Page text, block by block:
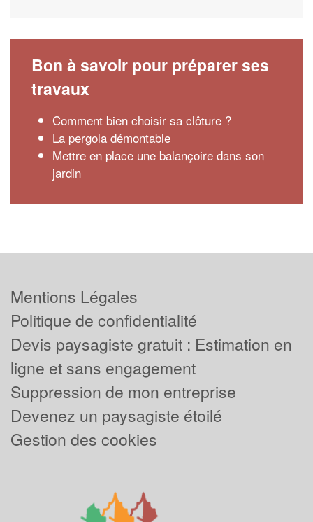
Bon à savoir pour préparer ses
travaux
Comment bien choisir sa clôture ?
La pergola démontable
Mettre en place une balançoire dans son
jardin
Mentions Légales
Politique de confidentialité
Devis paysagiste gratuit : Estimation en
ligne et sans engagement
Suppression de mon entreprise
Devenez un paysagiste étoilé
Gestion des cookies